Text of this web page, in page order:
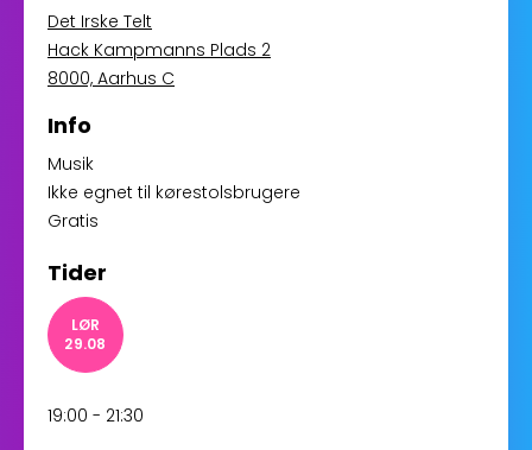
Det Irske Telt
Hack Kampmanns Plads 2
8000, Aarhus C
Info
Musik
Ikke egnet til kørestolsbrugere
Gratis
Tider
LØR
29.08
19:00 - 21:30